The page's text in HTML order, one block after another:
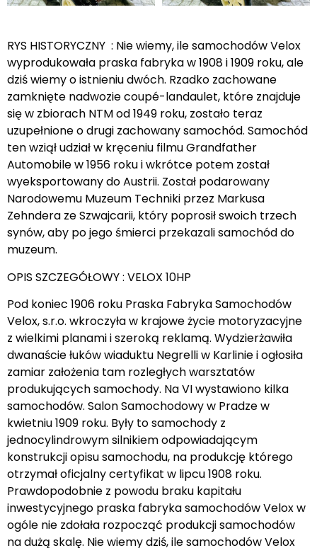
RYS HISTORYCZNY : Nie wiemy, ile samochodów Velox
wyprodukowała praska fabryka w 1908 i 1909 roku, ale
dziś wiemy o istnieniu dwóch. Rzadko zachowane
zamknięte nadwozie coupé-landaulet, które znajduje
się w zbiorach NTM od 1949 roku, zostało teraz
uzupełnione o drugi zachowany samochód. Samochód
ten wziął udział w kręceniu filmu Grandfather
Automobile w 1956 roku i wkrótce potem został
wyeksportowany do Austrii. Został podarowany
Narodowemu Muzeum Techniki przez Markusa
Zehndera ze Szwajcarii, który poprosił swoich trzech
synów, aby po jego śmierci przekazali samochód do
muzeum.
OPIS SZCZEGÓŁOWY : VELOX 10HP
Pod koniec 1906 roku Praska Fabryka Samochodów
Velox, s.r.o. wkroczyła w krajowe życie motoryzacyjne
z wielkimi planami i szeroką reklamą. Wydzierżawiła
dwanaście łuków wiaduktu Negrelli w Karlinie i ogłosiła
zamiar założenia tam rozległych warsztatów
produkujących samochody. Na VI wystawiono kilka
samochodów. Salon Samochodowy w Pradze w
kwietniu 1909 roku. Były to samochody z
jednocylindrowym silnikiem odpowiadającym
konstrukcji opisu samochodu, na produkcję którego
otrzymał oficjalny certyfikat w lipcu 1908 roku.
Prawdopodobnie z powodu braku kapitału
inwestycyjnego praska fabryka samochodów Velox w
ogóle nie zdołała rozpocząć produkcji samochodów
na dużą skalę. Nie wiemy dziś, ile samochodów Velox